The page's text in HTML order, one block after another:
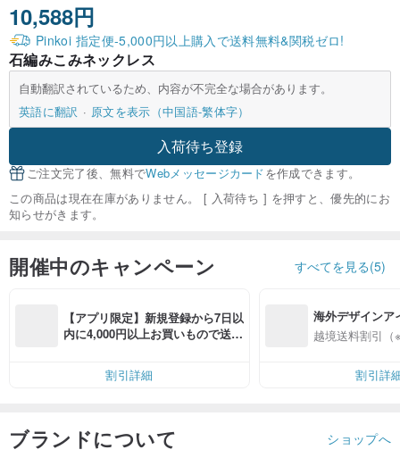
10,588円
Pinkoi 指定便-5,000円以上購入で送料無料&関税ゼロ!
石編みこみネックレス
自動翻訳されているため、内容が不完全な場合があります。
英語に翻訳
原文を表示（中国語-繁体字）
入荷待ち登録
ご注文完了後、無料でWebメッセージカードを作成できます。
この商品は現在在庫がありません。 [ 入荷待ち ] を押すと、優先的にお
知らせがきます。
開催中のキャンペーン すべてを見る(5)
【アプリ限定】新規登録から7日以
内に4,000円以上お買いもので送料
割引詳細
海外デザインア
入
越境送料割引（
割引詳
ブランドについて ショップへ